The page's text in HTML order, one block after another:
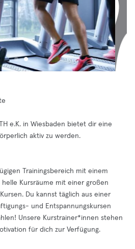
e.K. in Wiesbaden bietet dir eine
aktiv zu werden.
Trainingsbereich mit einem
Kursräume mit einer großen
Du kannst täglich aus einer
und Entspannungskursen
Unsere Kurstrainer*innen stehen
für dich zur Verfügung.